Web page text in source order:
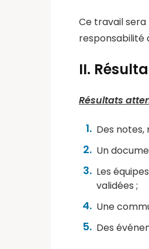
Ce travail
responsabilité
II.
Résultats
Des
Un
Les
validées ;
Une
Des